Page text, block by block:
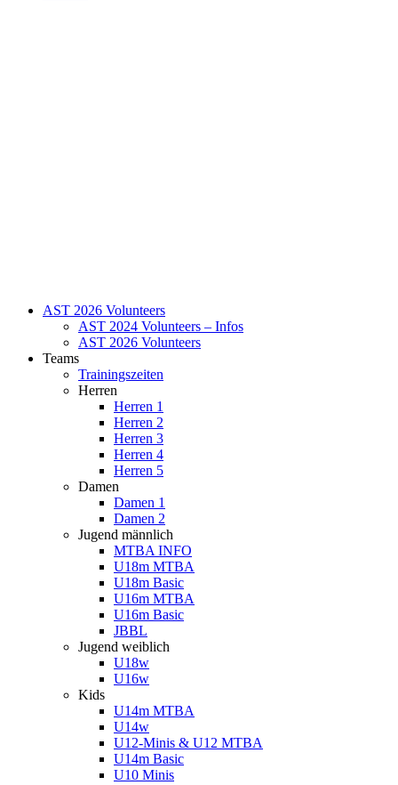
AST 2026 Volunteers
AST 2024 Volunteers – Infos
AST 2026 Volunteers
Teams
Trainingszeiten
Herren
Herren 1
Herren 2
Herren 3
Herren 4
Herren 5
Damen
Damen 1
Damen 2
Jugend männlich
MTBA INFO
U18m MTBA
U18m Basic
U16m MTBA
U16m Basic
JBBL
Jugend weiblich
U18w
U16w
Kids
U14m MTBA
U14w
U12-Minis & U12 MTBA
U14m Basic
U10 Minis